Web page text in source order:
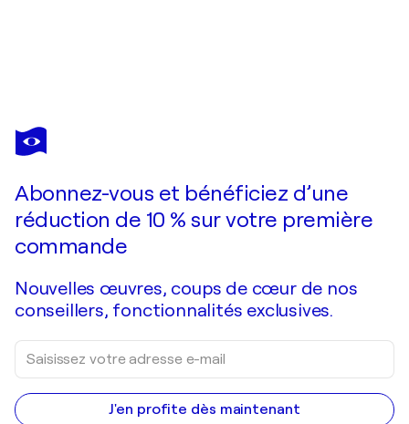
DIANA
MALIVANI
Je passe commande
Abonnez-vous et bénéficiez d’une
réduction de 10 % sur votre première
commande
Nouvelles œuvres, coups de cœur de nos
conseillers, fonctionnalités exclusives.
J'en profite dès maintenant